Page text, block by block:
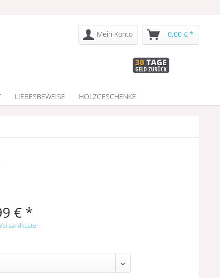
Mein Konto 0,00 € *
LIEBESBEWEISE HOLZGESCHENKE
€ *